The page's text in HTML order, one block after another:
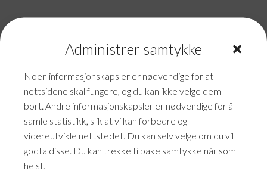
Administrer samtykke
Noen informasjonskapsler er nødvendige for at
nettsidene skal fungere, og du kan ikke velge dem
bort. Andre informasjonskapsler er nødvendige for å
samle statistikk, slik at vi kan forbedre og
videreutvikle nettstedet. Du kan selv velge om du vil
godta disse. Du kan trekke tilbake samtykke når som
helst.